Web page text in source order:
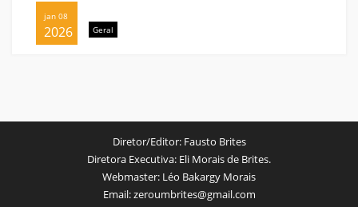
jan 08
2026 Geral
Diretor/Editor:Fausto Brites
Diretora Executiva: Eli Morais de Brites.
Webmaster: Léo Bakargy Morais
Email:zeroumbrites@gmail.com